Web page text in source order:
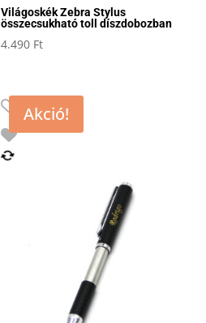
Világoskék Zebra Stylus
összecsukható toll díszdobozban
4.490 Ft
Akció!